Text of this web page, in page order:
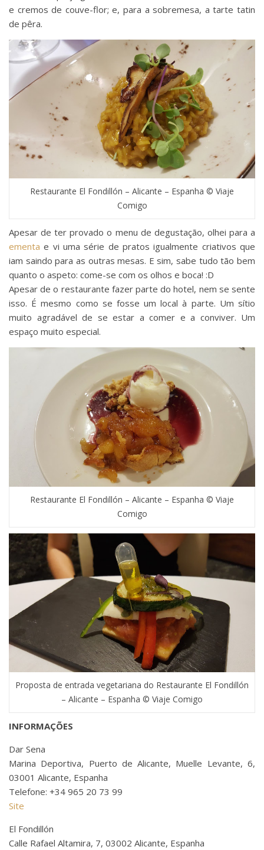
e cremos de couve-flor; e, para a sobremesa, a tarte tatin
de pêra.
Restaurante El Fondillón – Alicante – Espanha © Viaje
Comigo
Apesar de ter provado o menu de degustação, olhei para a
ementa e vi uma série de pratos igualmente criativos que
iam saindo para as outras mesas. E sim, sabe tudo tão bem
quanto o aspeto: come-se com os olhos e boca! :D
Apesar de o restaurante fazer parte do hotel, nem se sente
isso. É mesmo como se fosse um local à parte. Um sítio
muito agradável de se estar a comer e a conviver. Um
espaço muito especial.
Restaurante El Fondillón – Alicante – Espanha © Viaje
Comigo
Proposta de entrada vegetariana do Restaurante El Fondillón
– Alicante – Espanha © Viaje Comigo
INFORMAÇÕES
Dar Sena
Marina Deportiva, Puerto de Alicante, Muelle Levante, 6,
03001 Alicante, Espanha
Telefone: +34 965 20 73 99
Site
El Fondillón
Calle Rafael Altamira, 7, 03002 Alicante, Espanha